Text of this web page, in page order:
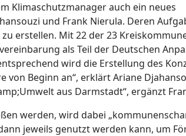
Klimaschutzmanager auch ein neues
und Frank Nierula. Deren
erstellen. Mit 22 der 23
als Teil der Deutschen
wird die Erstellung des
Beginn an“, erklärt Ariane
aus Darmstadt“, ergänzt
werden, wird dabei
jeweils genutzt werden kann, um